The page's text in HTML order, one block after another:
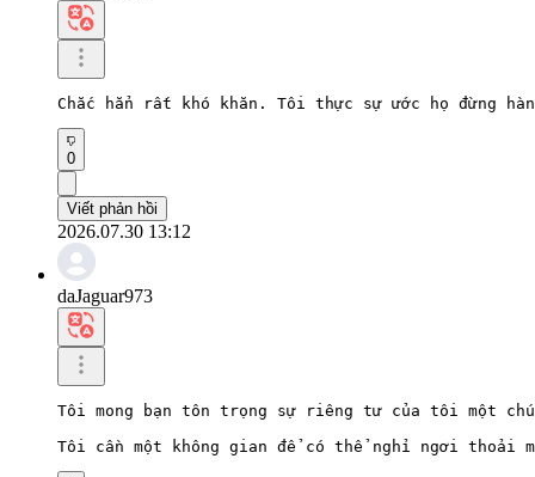
Chắc hẳn rất khó khăn. Tôi thực sự ước họ đừng
0
Viết phản hồi
2026.07.30 13:12
daJaguar973
Tôi mong bạn tôn trọng sự riêng tư của tôi một
Tôi cần một không gian để có thể nghỉ ngơi thoải